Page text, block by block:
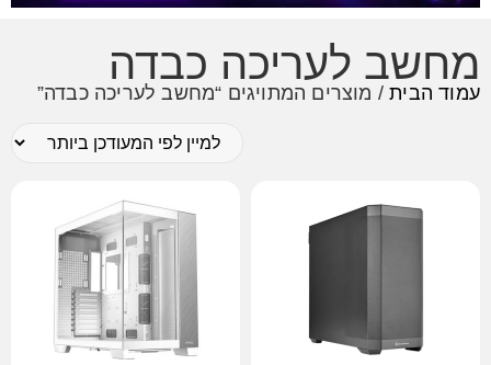
מחשב לעריכה כבדה
עמוד הבית/ מוצרים המתויגים “מחשב לעריכה כבדה”